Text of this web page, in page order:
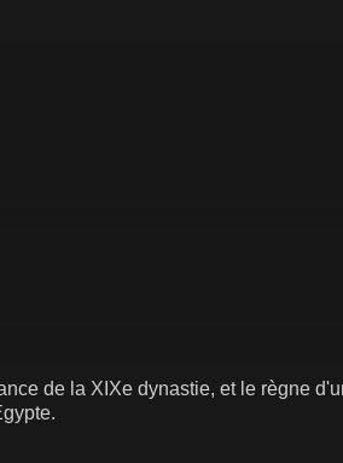
de la XIXe dynastie, et le règne